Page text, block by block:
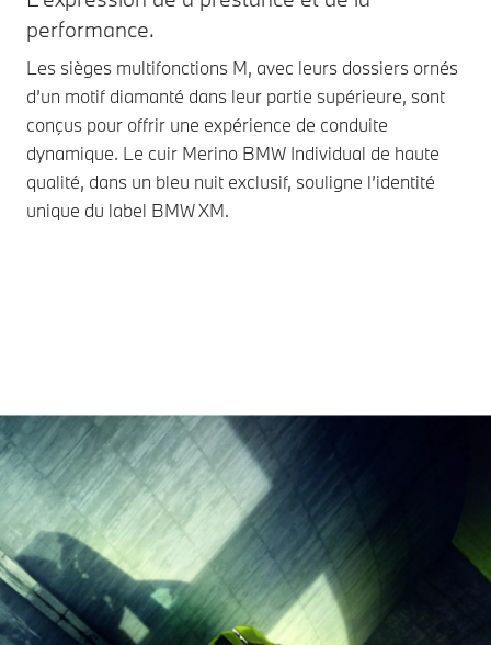
performance.
Les sièges multifonctions M, avec leurs dossiers ornés
d’un motif diamanté dans leur partie supérieure, sont
conçus pour offrir une expérience de conduite
dynamique. Le cuir Merino BMW Individual de haute
qualité, dans un bleu nuit exclusif, souligne l’identité
unique du label BMW XM.